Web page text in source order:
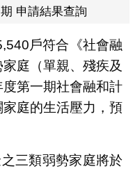
申請結果查詢
戶符合《社會融
庭（單親、殘疾及
第一期社會融和計
庭的生活壓力，預
三類弱勢家庭將於